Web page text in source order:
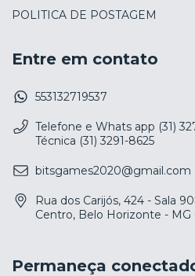
POLITICA DE POSTAGEM
Entre em contato
553132719537
Telefone e Whats app (31)
Técnica (31) 3291-8625
bitsgames2020@gmail.com
Rua dos Carijós, 424 - Sala
Centro, Belo Horizonte - MG
Permaneça